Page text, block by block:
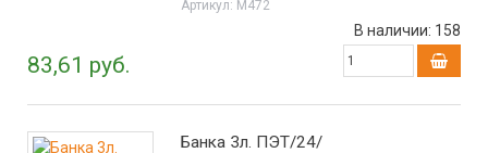
Артикул: М472
83,61 руб.
В наличии: 158
Банка 3л. ПЭТ/24/